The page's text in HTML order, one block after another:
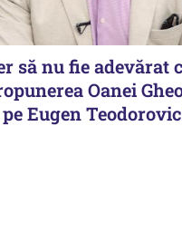
să nu fie adevărat
Oanei
Eugen